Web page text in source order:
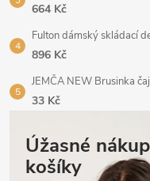
664 Kč
Fulton dámský skládací
896 Kč
JEMČA NEW Brusinka
33 Kč
Úžasné
košíky